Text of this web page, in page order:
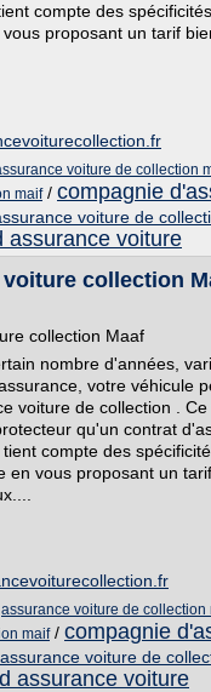
compte des
proposant un tarif
voiture de collection
maif/ compagnie
voiture de
assurance voiture
collection
collection Maaf
nombre d'années,
votre véhicule
voiture de collection .
qu'un contrat
compte des
en vous proposant un
assurance voiture de collection
maif/ compagnie
voiture de
assurance voiture